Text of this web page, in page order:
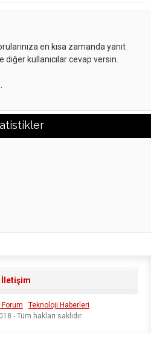
en kısa zamanda yanıt
kullanıcılar cevap versin.
İletişim
Forum
Teknoloji Haberleri
- Tüm hakları saklıdır